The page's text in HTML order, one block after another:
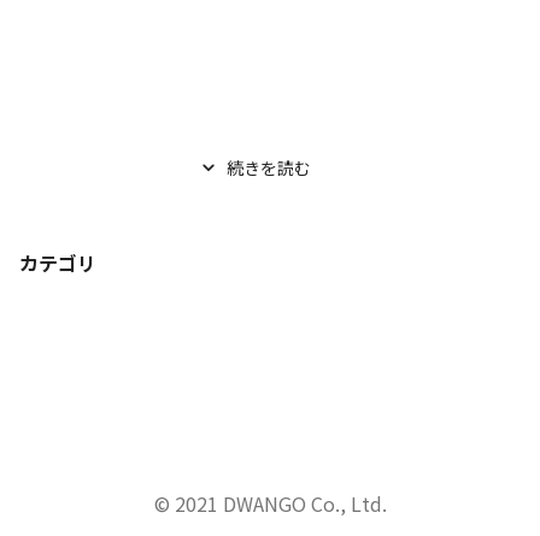
続きを読む
カテゴリ
© 2021 DWANGO Co., Ltd.